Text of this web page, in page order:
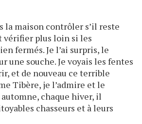
la maison contrôler s’il reste
vérifier plus loin si les
fermés. Je l’ai surpris, le
une souche. Je voyais les fentes
et de nouveau ce terrible
Tibère, je l’admire et le
chaque hiver, il
chasseurs et à leurs